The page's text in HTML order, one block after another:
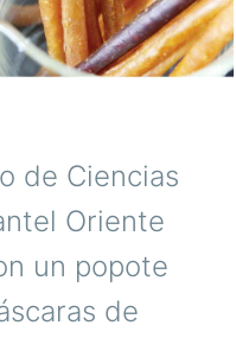
de Ciencias
Oriente
un popote
de